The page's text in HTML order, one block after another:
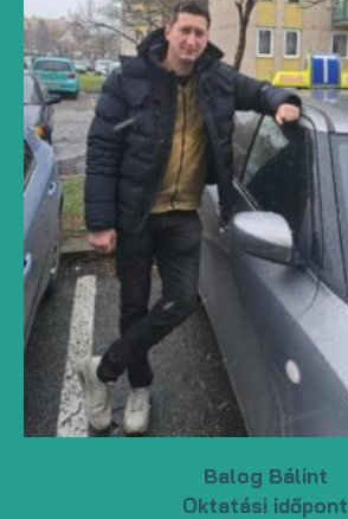
Balog Bálint
Oktatási időpont